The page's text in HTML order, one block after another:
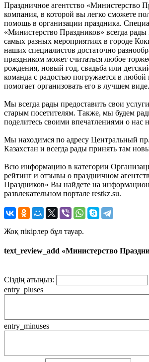
Праздничное агентство «Министерство
компания, в которой вы легко сможете
помощь в организации праздника.
«Министерство Праздников» всегда рады
самых разных мероприятиях в городе
наших специалистов достаточно
праздником может считаться любое
рождения, новый год, свадьба или
команда с радостью погружается в любой
помогает организовать его в лучшем виде.
Мы всегда рады предоставить свои
старым посетителям. Также, мы будем
поделитесь своими впечатлениями о нас
Мы находимся по адресу Центральный
Казахстан и всегда рады принять там
Всю информацию в категории
рейтинг и отзывы о праздничном
Праздников» Вы найдете на
развлекательном портале restkz.su.
Жоқ пікірлер бұл тауар.
text_review_add «Министерство
Сіздің атыңыз:
entry_pluses
entry_minuses